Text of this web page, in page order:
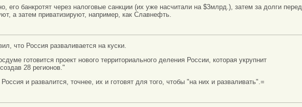
его банкротят через налоговые санкции (их уже насчитали на $3млрд.), затем за долги перед
а затем приватизируют, например, как Славнефть.
что Россия разваливается на куски.
готовится проект нового территориального деления России, которая укрупнит
28 регионов."
и развалится, точнее, их и готовят для того, чтобы "на них и разваливать".=